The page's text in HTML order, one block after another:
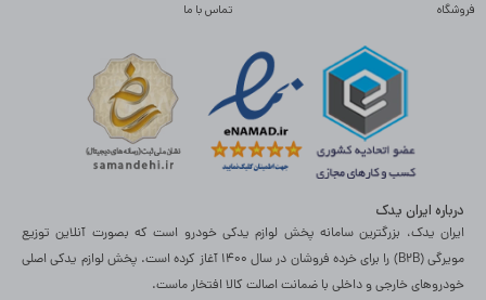
فروشگاه
تماس با ما
درباره ایران یدک
ایران یدک، بزرگترین سامانه پخش لوازم یدکی خودرو است که بصورت آنلاین توزیع
مویرگی (B2B) را برای خرده فروشان در سال 1400 آغاز کرده است. پخش لوازم یدکی اصلی
خودروهای خارجی و داخلی با ضمانت اصالت کالا افتخار ماست.